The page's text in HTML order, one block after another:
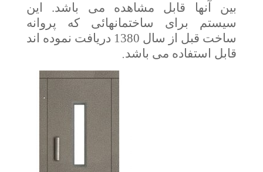
بین آنها قابل مشاهده می باشد. این
سیستم برای ساختمانهائی که پروانه
ساخت قبل از سال 1380 دریافت نموده اند
قابل استفاده می باشد.